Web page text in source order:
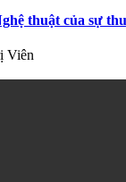
thuật của sự
Viên